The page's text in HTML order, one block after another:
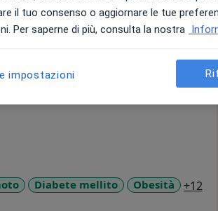
di umanizzazione.
psicologico e in me trova non
che mi vengono proposte dal
ciclo mestruale, noduli tiroidei,
acne e peluria eccessiva.
amo avere il contatto con il
sereno e tranquillo.
Diabete mellito Obesità +12
il tuo consenso o aggiornare le tue
Per saperne di più, consulta la nostra
impostazioni